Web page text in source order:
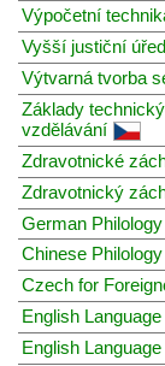
Výpočetní
Vyšší justiční
Výtvarná tvorba
Základy
vzdělávání
Zdravotnické
Zdravotnický
German Philology
Chinese Philology
Czech for
English
English